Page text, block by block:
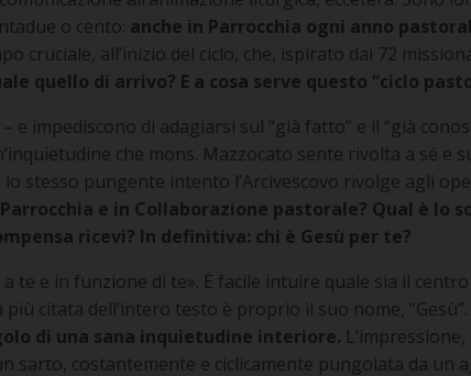
o cento: anche in Parrocchia ogni anno
cruciale, all’inizio del ciclo, che, ispirato dai 72
quello di arrivo? E a cosa serve questo “ciclo
e impediscono di adagiarsi sul “già fatto” e il “già
che mons. Mazzocato sente rivolta a sé e
stesso pungente intento l’Arcivescovo rivolge agli
e in Collaborazione pastorale? Qual è lo
ricevi? In definitiva: chi è Gesù per te?
e in funzione di te». È facile intuire quale sia il
citata dell’intero testo è proprio il suo nome, “Gesù”.
di una sana inquietudine interiore.
sarto, costantemente e ciclicamente pungolata da un